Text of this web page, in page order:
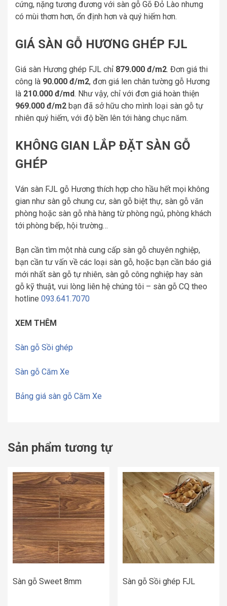
cứng, nặng tương đương với sàn gỗ Gõ Đỏ Lào nhưng
có mùi thơm hơn, ổn định hơn và quý hiếm hơn.
GIÁ SÀN GỖ HƯƠNG GHÉP FJL
Giá sàn Hương ghép FJL chỉ 879.000 đ/m2. Đơn giá thi
công là 90.000 đ/m2, đơn giá len chân tường gỗ Hương
là 210.000 đ/md. Như vậy, chỉ với đơn giá hoàn thiện
969.000 đ/m2 bạn đã sở hữu cho mình loại sàn gỗ tự
nhiên quý hiếm, với độ bền lên tới hàng chục năm.
KHÔNG GIAN LẮP ĐẶT SÀN GỖ
GHÉP
Ván sàn FJL gỗ Hương thích hợp cho hầu hết mọi không
gian như sàn gỗ chung cư, sàn gỗ biệt thự, sàn gỗ văn
phòng hoặc sàn gỗ nhà hàng từ phòng ngủ, phòng khách
tới phòng bếp, hội trường…
Bạn cần tìm một nhà cung cấp sàn gỗ chuyên nghiệp,
bạn cần tư vấn về các loại sàn gỗ, hoặc bạn cần báo giá
mới nhất sàn gỗ tự nhiên, sàn gỗ công nghiệp hay sàn
gỗ kỹ thuật, vui lòng liên hệ chúng tôi – sàn gỗ CQ theo
hotline 093.641.7070
XEM THÊM
Sàn gỗ Sồi ghép
Sàn gỗ Căm Xe
Bảng giá sàn gỗ Căm Xe
Sản phẩm tương tự
Sàn gỗ Sweet 8mm Sàn gỗ Sồi ghép FJL